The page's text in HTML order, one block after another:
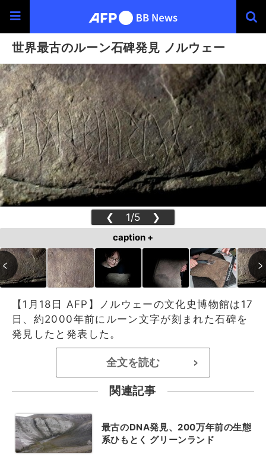
世界最古のルーン石碑発見 ノルウェー
❮ 1/5 ❯
caption +
【1月18日 AFP】ノルウェーの文化史博物館は17
日、約2000年前にルーン文字が刻まれた石碑を
発見したと発表した。
全文を読む >
関連記事
最古のDNA発見、200万年前の生態
系ひもとく グリーンランド